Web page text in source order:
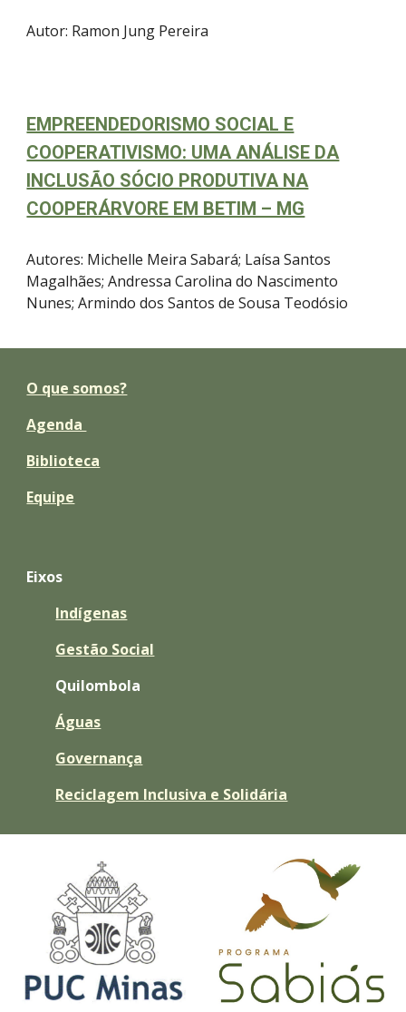
Autor: Ramon Jung Pereira
EMPREENDEDORISMO SOCIAL E
COOPERATIVISMO: UMA ANÁLISE DA
INCLUSÃO SÓCIO PRODUTIVA NA
COOPERÁRVORE EM BETIM – MG
Autores: Michelle Meira Sabará; Laísa Santos
Magalhães; Andressa Carolina do Nascimento
Nunes; Armindo dos Santos de Sousa Teodósio
O que somos?
Agenda
Biblioteca
Equipe
Eixos
Indígenas
Gestão Social
Quilombola
Águas
Governança
Reciclagem Inclusiva e Solidária